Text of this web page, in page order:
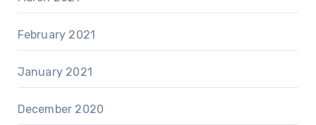
February 2021
January 2021
December 2020